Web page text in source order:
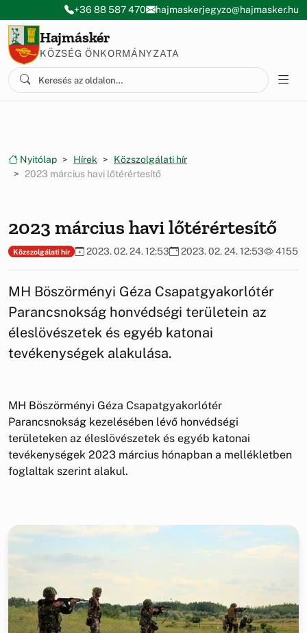
Ugrás a menüre
Ugrás a tartalomra
+36 88 587 470 hajmaskerjegyzo@hajmasker.hu
Hajmáskér
KÖZSÉG ÖNKORMÁNYZATA
Nyitólap Hírek
Közszolgálati hír
2023 március havi lőtérértesítő
2023 március havi lőtérértesítő
Közszolgálati hír 2023. 02. 24. 12:53 2023. 02. 24. 12:53 4155
MH Böszörményi Géza Csapatgyakorlótér
Parancsnokság honvédségi területein az
éleslövészetek és egyéb katonai
tevékenységek alakulása.
MH Böszörményi Géza Csapatgyakorlótér
Parancsnokság kezelésében lévő honvédségi
területeken az éleslövészetek és egyéb katonai
tevékenységek 2023 március hónapban a mellékletben
foglaltak szerint alakul.